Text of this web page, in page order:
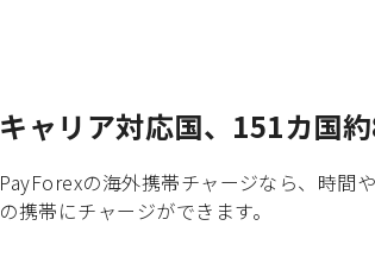
キャリア対応国、151カ国
PayForexの海外携帯チャージなら、時間
の携帯にチャージができます。